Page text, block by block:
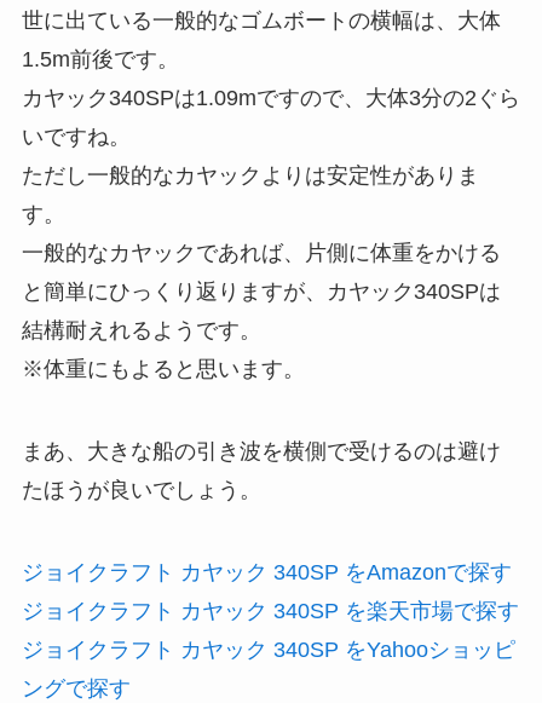
世に出ている一般的なゴムボートの横幅は、大体
1.5m前後です。
カヤック340SPは1.09mですので、大体3分の2ぐら
いですね。
ただし一般的なカヤックよりは安定性がありま
す。
一般的なカヤックであれば、片側に体重をかける
と簡単にひっくり返りますが、カヤック340SPは
結構耐えれるようです。
※体重にもよると思います。
まあ、大きな船の引き波を横側で受けるのは避け
たほうが良いでしょう。
ジョイクラフト カヤック 340SP をAmazonで探す
ジョイクラフト カヤック 340SP を楽天市場で探す
ジョイクラフト カヤック 340SP をYahooショッピ
ングで探す